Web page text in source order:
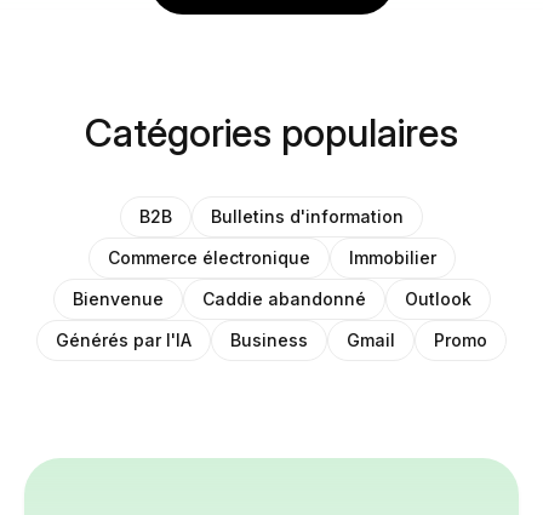
Catégories populaires
B2B
Bulletins d'information
Commerce électronique
Immobilier
Bienvenue
Caddie abandonné
Outlook
Générés par l'IA
Business Gmail Promo